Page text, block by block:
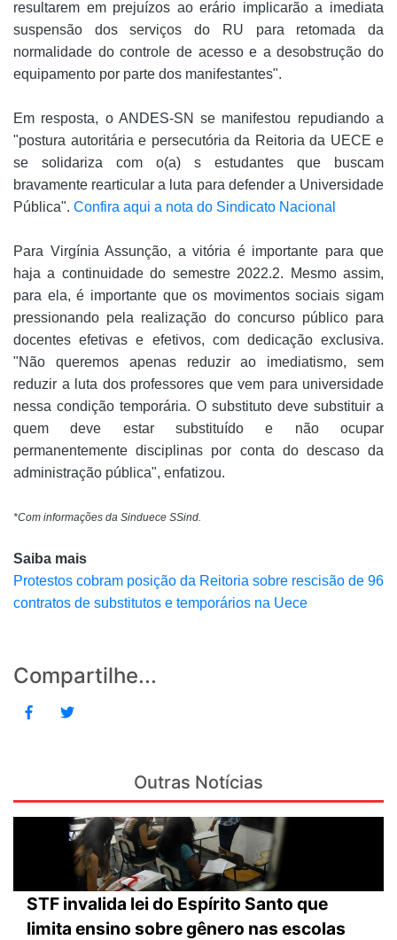
resultarem em prejuízos ao erário implicarão a imediata
suspensão dos serviços do RU para retomada da
normalidade do controle de acesso e a desobstrução do
equipamento por parte dos manifestantes".
Em resposta, o ANDES-SN se manifestou repudiando a
"postura autoritária e persecutória da Reitoria da UECE e
se solidariza com o(a) s estudantes que buscam
bravamente rearticular a luta para defender a Universidade
Pública". Confira aqui a nota do Sindicato Nacional
Para Virgínia Assunção, a vitória é importante para que
haja a continuidade do semestre 2022.2. Mesmo assim,
para ela, é importante que os movimentos sociais sigam
pressionando pela realização do concurso público para
docentes efetivas e efetivos, com dedicação exclusiva.
"Não queremos apenas reduzir ao imediatismo, sem
reduzir a luta dos professores que vem para universidade
nessa condição temporária. O substituto deve substituir a
quem deve estar substituído e não ocupar
permanentemente disciplinas por conta do descaso da
administração pública", enfatizou.
*Com informações da Sinduece SSind.
Saiba mais
Protestos cobram posição da Reitoria sobre rescisão de 96
contratos de substitutos e temporários na Uece
Compartilhe...
Outras Notícias
STF invalida lei do Espírito Santo que
limita ensino sobre gênero nas escolas